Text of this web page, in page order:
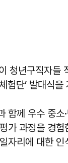
청년구직자들
험단’ 발대식을
함께 우수 중소
가 과정을 경
자리에 대한 인